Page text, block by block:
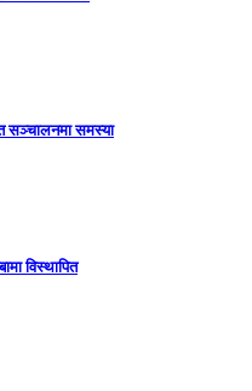
सञ्चालनमा समस्या
विस्थापित